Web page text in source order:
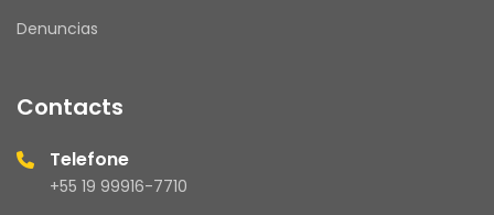
Denuncias
Contacts
Telefone
+55 19 99916-7710